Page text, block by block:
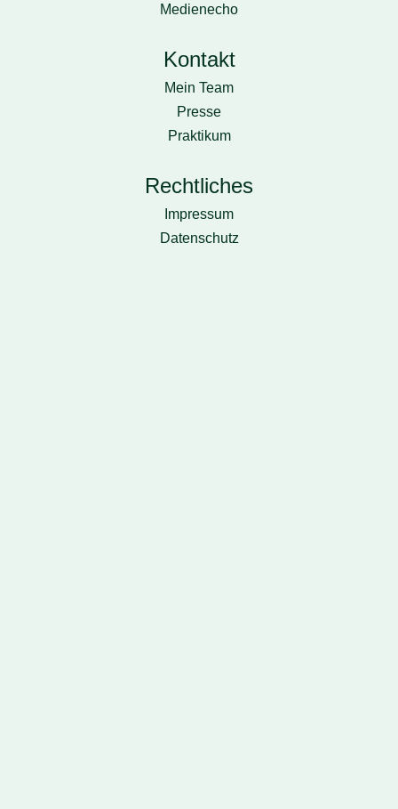
Medienecho
Kontakt
Mein Team
Presse
Praktikum
Rechtliches
Impressum
Datenschutz